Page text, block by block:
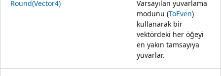
Round(Vector4)
Varsayılan yuvarlama
modunu (ToEven)
kullanarak bir
vektördeki her öğeyi
en yakın tamsayıya
yuvarlar.